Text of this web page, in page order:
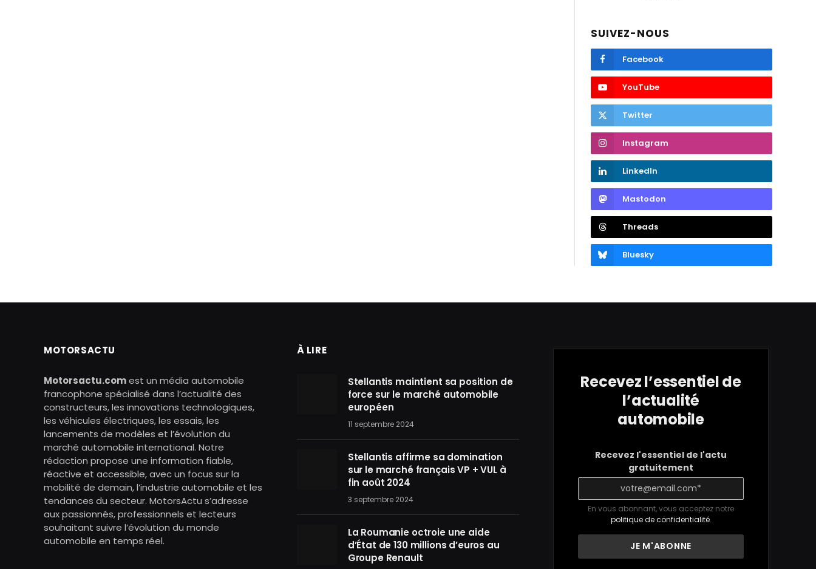
SUIVEZ-NOUS
Facebook
YouTube
Twitter
Instagram
LinkedIn
Mastodon
Threads
Bluesky
MOTORSACTU
Motorsactu.comest un média automobile
francophone spécialisé dans l’actualité des
constructeurs, les innovations technologiques,
les véhicules électriques, les essais, les
lancements de modèles et l’évolution du
marché automobile international. Notre
rédaction propose une information fiable,
réactive et accessible, avec un focus sur la
mobilité de demain, l’industrie automobile et les
tendances du secteur. MotorsActu s’adresse
aux passionnés, professionnels et lecteurs
souhaitant suivre l’évolution du monde
automobile en temps réel.
À LIRE
Stellantis maintient sa position de
force sur le marché automobile
européen
11 septembre 2024
Stellantis affirme sa domination
sur le marché français VP + VUL à
fin août 2024
3 septembre 2024
La Roumanie octroie une aide
d’État de 130 millions d’euros au
Groupe Renault
Recevez l’essentiel de
l’actualité
automobile
Recevez l'essentiel de l'actu
gratuitement
En vous abonnant, vous acceptez notre
politique de confidentialité.